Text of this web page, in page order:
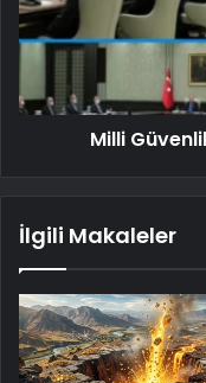
Milli
İlgili Makaleler